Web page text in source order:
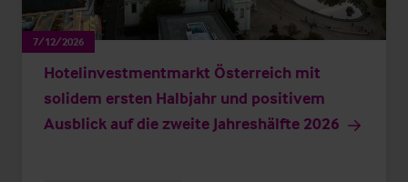
7/12/2026
Hotelinvestmentmarkt Österreich mit
solidem ersten Halbjahr und positivem
Ausblick auf die zweite Jahreshälfte 2026